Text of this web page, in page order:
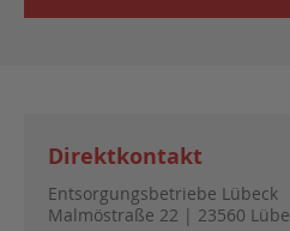
Direktkontakt
Entsorgungsbetriebe Lübeck
Malmöstraße 22 | 23560